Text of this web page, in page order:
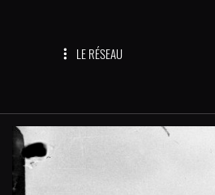
LE RÉSEAU